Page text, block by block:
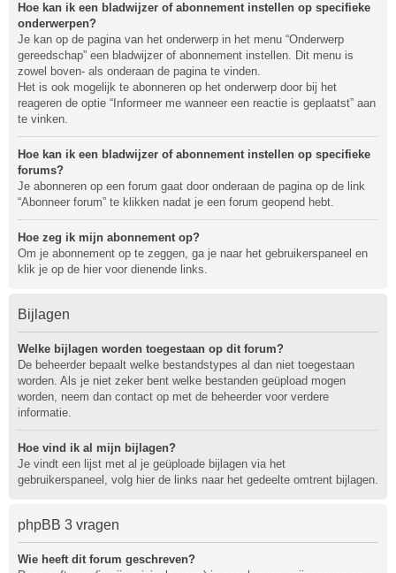
Hoe kan ik een bladwijzer of abonnement instellen op specifieke
onderwerpen?
Je kan op de pagina van het onderwerp in het menu “Onderwerp
gereedschap” een bladwijzer of abonnement instellen. Dit menu is
zowel boven- als onderaan de pagina te vinden.
Het is ook mogelijk te abonneren op het onderwerp door bij het
reageren de optie “Informeer me wanneer een reactie is geplaatst” aan
te vinken.
Hoe kan ik een bladwijzer of abonnement instellen op specifieke
forums?
Je abonneren op een forum gaat door onderaan de pagina op de link
“Abonneer forum” te klikken nadat je een forum geopend hebt.
Hoe zeg ik mijn abonnement op?
Om je abonnement op te zeggen, ga je naar het gebruikerspaneel en
klik je op de hier voor dienende links.
Bijlagen
Welke bijlagen worden toegestaan op dit forum?
De beheerder bepaalt welke bestandstypes al dan niet toegestaan
worden. Als je niet zeker bent welke bestanden geüpload mogen
worden, neem dan contact op met de beheerder voor verdere
informatie.
Hoe vind ik al mijn bijlagen?
Je vindt een lijst met al je geüploade bijlagen via het
gebruikerspaneel, volg hier de links naar het gedeelte omtrent bijlagen.
phpBB 3 vragen
Wie heeft dit forum geschreven?